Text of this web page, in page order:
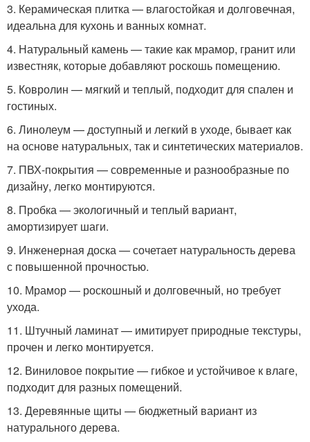
3. Керамическая плитка — влагостойкая и долговечная,
идеальна для кухонь и ванных комнат.
4. Натуральный камень — такие как мрамор, гранит или
известняк, которые добавляют роскошь помещению.
5. Ковролин — мягкий и теплый, подходит для спален и
гостиных.
6. Линолеум — доступный и легкий в уходе, бывает как
на основе натуральных, так и синтетических материалов.
7. ПВХ-покрытия — современные и разнообразные по
дизайну, легко монтируются.
8. Пробка — экологичный и теплый вариант,
амортизирует шаги.
9. Инженерная доска — сочетает натуральность дерева
с повышенной прочностью.
10. Мрамор — роскошный и долговечный, но требует
ухода.
11. Штучный ламинат — имитирует природные текстуры,
прочен и легко монтируется.
12. Виниловое покрытие — гибкое и устойчивое к влаге,
подходит для разных помещений.
13. Деревянные щиты — бюджетный вариант из
натурального дерева.